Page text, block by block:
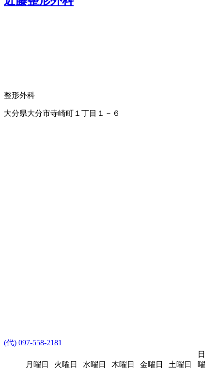
整形外科
大分県大分市寺崎町１丁目１－６
(代) 097-558-2181
月曜日 火曜日 水曜日 木曜日 金曜日 土曜日
日
曜